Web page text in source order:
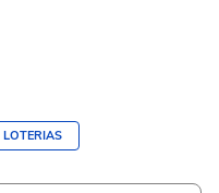
LOTERIAS